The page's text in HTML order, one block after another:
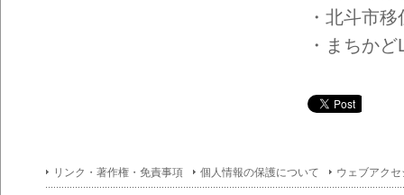
・北斗市
・まちか
リンク・著作権・免責事項 個人情報の保護について ウェブアク